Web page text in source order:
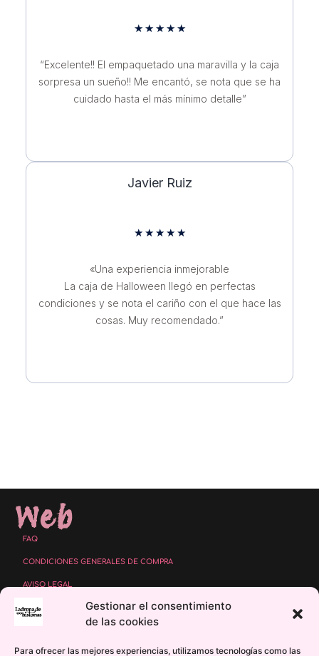
Gestionar el consentimiento
de las cookies
Para ofrecer las mejores experiencias, utilizamos tecnologías como las
★ ★ ★ ★ ★
“Excelente!! El empaquetado una maravilla y la caja
sorpresa un sueño!! Me encantó, se nota que se ha
cuidado hasta el más mínimo detalle”
Javier Ruiz
★ ★ ★ ★ ★
«Una experiencia inmejorable
La caja de Halloween llegó en perfectas
condiciones y se nota el cariño con el que hace las
cosas. Muy recomendado.”
Web
FAQ
CONDICIONES GENERALES DE COMPRA
AVISO LEGAL
POLÍTICA DE PROTECCIÓN DE DATOS
POLÍTICA DE COMENTARIOS Y VALORACIONES